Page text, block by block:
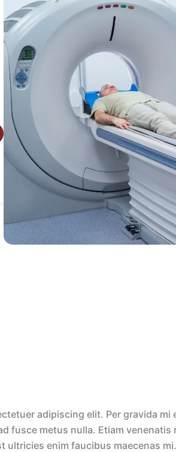
adipiscing elit. Per gravida mi
fusce metus nulla. Etiam venenatis
ultricies enim faucibus maecenas